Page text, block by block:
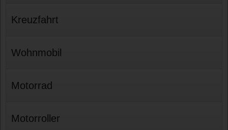
Kreuzfahrt
Wohnmobil
Motorrad
Motorroller